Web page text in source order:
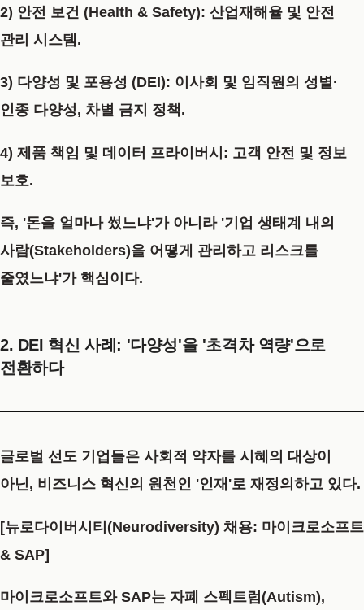
2) 안전 보건 (Health & Safety): 산업재해율 및 안전
관리 시스템.
3) 다양성 및 포용성 (DEI): 이사회 및 임직원의 성별·
인종 다양성, 차별 금지 정책.
4) 제품 책임 및 데이터 프라이버시: 고객 안전 및 정보
보호.
즉, '돈을 얼마나 썼느냐'가 아니라 '기업 생태계 내의
사람(Stakeholders)을 어떻게 관리하고 리스크를
줄였느냐'가 핵심이다.
2. DEI 혁신 사례: '다양성'을 '초격차 역량'으로
전환하다
글로벌 선도 기업들은 사회적 약자를 시혜의 대상이
아닌, 비즈니스 혁신의 원천인 '인재'로 재정의하고 있다.
[뉴로다이버시티(Neurodiversity) 채용: 마이크로소프트
& SAP]
마이크로소프트와 SAP는 자폐 스펙트럼(Autism),